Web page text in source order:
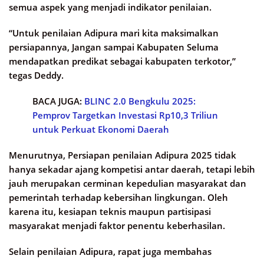
semua aspek yang menjadi indikator penilaian.
“Untuk penilaian Adipura mari kita maksimalkan
persiapannya, Jangan sampai Kabupaten Seluma
mendapatkan predikat sebagai kabupaten terkotor,”
tegas Deddy.
BACA JUGA: BLINC 2.0 Bengkulu 2025:
Pemprov Targetkan Investasi Rp10,3 Triliun
untuk Perkuat Ekonomi Daerah
Menurutnya, Persiapan penilaian Adipura 2025 tidak
hanya sekadar ajang kompetisi antar daerah, tetapi lebih
jauh merupakan cerminan kepedulian masyarakat dan
pemerintah terhadap kebersihan lingkungan. Oleh
karena itu, kesiapan teknis maupun partisipasi
masyarakat menjadi faktor penentu keberhasilan.
Selain penilaian Adipura, rapat juga membahas